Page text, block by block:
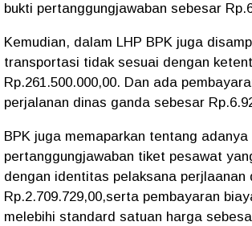
bukti pertanggungjawaban sebesar
Kemudian, dalam LHP BPK juga
transportasi tidak sesuai dengan
Rp.261.500.000,00. Dan ada
perjalanan dinas ganda sebesar
BPK juga memaparkan tentang adanya
pertanggungjawaban tiket pesawat
dengan identitas pelaksana perjlaanan
Rp.2.709.729,00,serta pembayaran
melebihi standard satuan harga